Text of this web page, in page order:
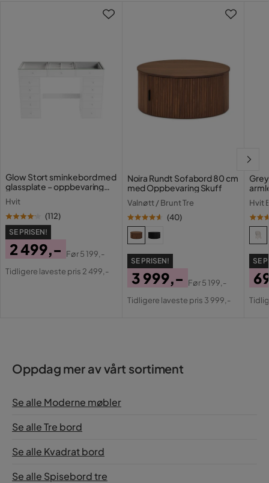
design og rene linjer i
Glow Stort sminkebord med
glassplate – oppbevaring
med skuffer og rom 120 cm
Hvit
(112)
SE PRISEN!
Pris
2 499,-
Original
Før5 199,-
Tidligere laveste pris 2 499,-
Noira Rundt Sofabord 80 cm
med Oppbevaring Skuff
Valnøtt / Brunt Tre
(40)
SE PRISEN!
Pris
3 999,-
Original
Før5 199,-
Tidligere laveste pris 3 999,-
Hvit
SE
Oppdag mer av vårt sortiment
Se alle Moderne møbler
Se alle Tre bord
Se alle Kvadrat bord
Se alle Spisebord tre